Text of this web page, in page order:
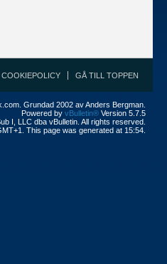
COOKIEPOLICY GÅ TILL TOPPEN
Grundad 2002 av Anders Bergman.
Powered by vBulletin® Version 5.7.5
I, LLC dba vBulletin. All rights reserved.
This page was generated at 15:54.